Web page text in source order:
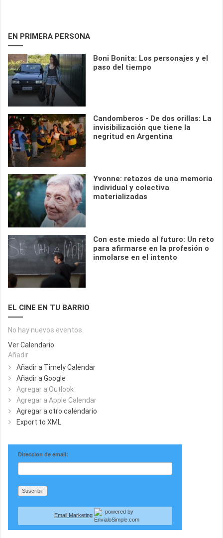
EN PRIMERA PERSONA
Boni Bonita: Los personajes y el
paso del tiempo
Candomberos - De dos orillas: La
invisibilización que tiene la
negritud en Argentina
Yvonne: retazos de una memoria
individual y colectiva
materializadas
Con este miedo al futuro: Un reto
para afirmarse en la profesión o
inmolarse en el intento
EL CINE EN TU BARRIO
No hay nuevos eventos.
Ver Calendario
Añadir
Añadir a Timely Calendar
Añadir a Google
Agregar a Outlook
Agregar a Apple Calendar
Agregar a otro calendario
Export to XML
Direccion de email:
Email Marketing